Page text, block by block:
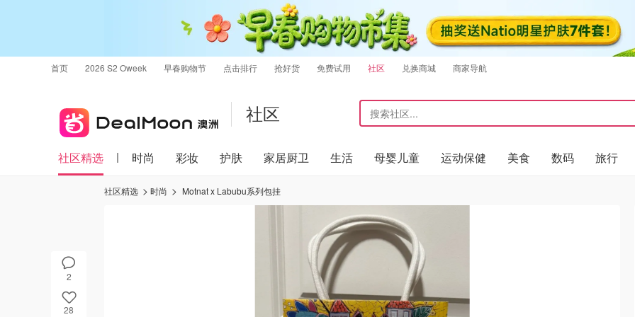
首页 2026 S2 Oweek 早春购物节 点击排行 抢好货 免费试用 社区 兑换商城 商家导航
社区
社区精选 时尚 彩妆 护肤 家居厨卫 生活 母婴儿童 运动保健 美食 数码 旅行
2
28
社区精选 时尚 Motnat x Labubu系列包挂